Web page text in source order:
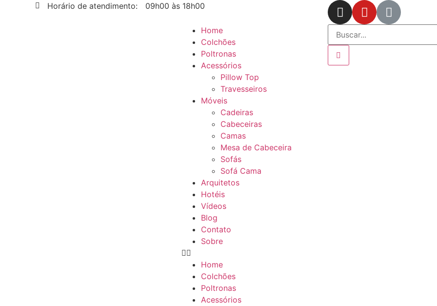
Horário de atendimento: 09h00 às 18h00
Home
Colchões
Poltronas
Acessórios
Pillow Top
Travesseiros
Móveis
Cadeiras
Cabeceiras
Camas
Mesa de Cabeceira
Sofás
Sofá Cama
Arquitetos
Hotéis
Vídeos
Blog
Contato
Sobre
Home
Colchões
Poltronas
Acessórios